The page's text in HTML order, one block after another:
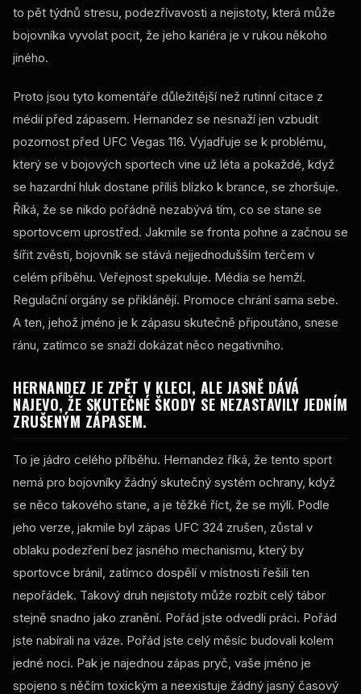
to pět týdnů stresu, podezřívavosti a nejistoty, která může
bojovníka vyvolat pocit, že jeho kariéra je v rukou někoho
jiného.
Proto jsou tyto komentáře důležitější než rutinní citace z
médií před zápasem. Hernandez se nesnaží jen vzbudit
pozornost před UFC Vegas 116. Vyjadřuje se k problému,
který se v bojových sportech vine už léta a pokaždé, když
se hazardní hluk dostane příliš blízko k brance, se zhoršuje.
Říká, že se nikdo pořádně nezabývá tím, co se stane se
sportovcem uprostřed. Jakmile se fronta pohne a začnou se
šířit zvěsti, bojovník se stává nejjednodušším terčem v
celém příběhu. Veřejnost spekuluje. Média se hemží.
Regulační orgány se přiklánějí. Promoce chrání sama sebe.
A ten, jehož jméno je k zápasu skutečně připoutáno, snese
ránu, zatímco se snaží dokázat něco negativního.
HERNANDEZ JE ZPĚT V KLECI, ALE JASNĚ DÁVÁ
NAJEVO, ŽE SKUTEČNÉ ŠKODY SE NEZASTAVILY JEDNÍM
ZRUŠENÝM ZÁPASEM.
To je jádro celého příběhu. Hernandez říká, že tento sport
nemá pro bojovníky žádný skutečný systém ochrany, když
se něco takového stane, a je těžké říct, že se mýlí. Podle
jeho verze, jakmile byl zápas UFC 324 zrušen, zůstal v
oblaku podezření bez jasného mechanismu, který by
sportovce bránil, zatímco dospělí v místnosti řešili ten
nepořádek. Takový druh nejistoty může rozbít celý tábor
stejně snadno jako zranění. Pořád jste odvedli práci. Pořád
jste nabírali na váze. Pořád jste celý měsíc budovali kolem
jedné noci. Pak je najednou zápas pryč, vaše jméno je
spojeno s něčím toxickým a neexistuje žádný jasný časový